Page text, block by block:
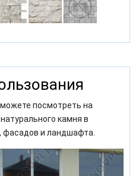
посмотреть на
камня в
фасадов и ландшафта.